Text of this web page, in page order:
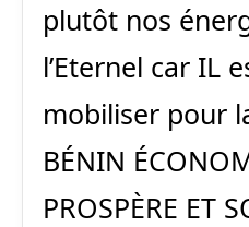
plutôt nos
l’Eternel car IL
mobiliser pour
BÉNIN
PROSPÈRE ET